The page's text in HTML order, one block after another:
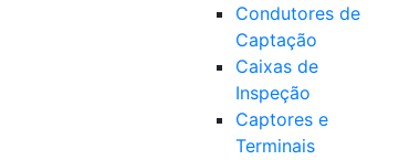
Condutores de
Captação
Caixas de
Inspeção
Captores e
Terminais